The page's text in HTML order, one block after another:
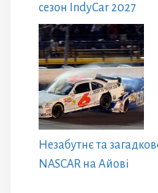
сезон IndyCar 2027
Незабутнє та
NASCAR на Айові